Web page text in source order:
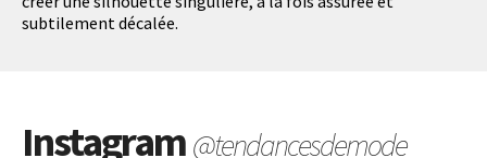
subtilement décalée.
Instagram@tendancesdemode